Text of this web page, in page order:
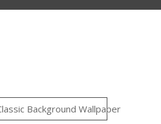
Background Wallpaper